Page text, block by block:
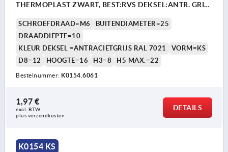
THERMOPLAST ZWART, BEST:RVS DEKSEL:ANTR. GRIJS
SCHROEFDRAAD=M6
BUITENDIAMETER=25
DRAADDIEPTE=10
KLEUR DEKSEL =ANTRACIETGRIJS RAL 7021
VORM=KS
D8=12
HOOGTE=16 H3=8 H5 MAX.=22
Bestelnummer: K0154.6061
1,97 €
excl. BTW
plus verzendkosten
DETAILS
K0154 KS